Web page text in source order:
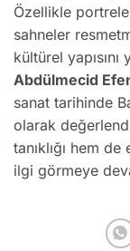
Özellikle
sahneler
kültürel
Abdülmecid
sanat tarihinde
olarak
tanıklığı hem
ilgi görmeye